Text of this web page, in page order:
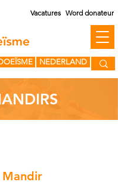
NEDERLAND
Vacatures Word donateur
Mandir